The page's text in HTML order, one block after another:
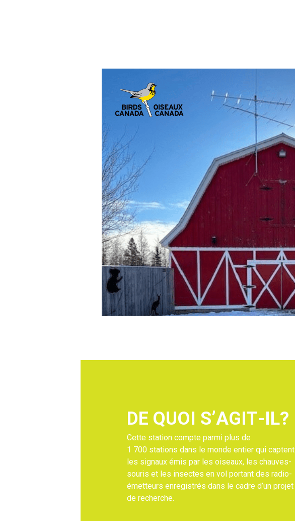
DE QUOI S’AGIT-IL?
Cette station compte parmi plus de
1 700 stations dans le monde entier qui captent
les signaux émis par les oiseaux, les chauves-
souris et les insectes en vol portant des radio-
émetteurs enregistrés dans le cadre d’un projet
de recherche.